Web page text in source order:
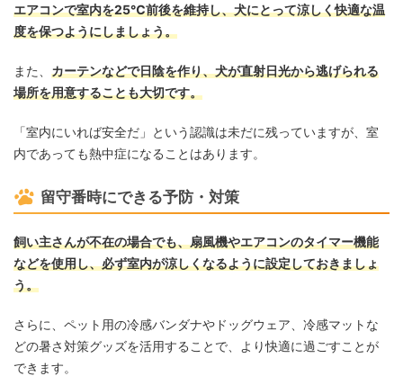
エアコンで室内を25℃前後を維持し、犬にとって涼しく快適な温
度を保つようにしましょう。
また、 カーテンなどで日陰を作り、犬が直射日光から逃げられる
場所を用意することも大切です。
「室内にいれば安全だ」という認識は未だに残っていますが、室
内であっても熱中症になることはあります。
留守番時にできる予防・対策
飼い主さんが不在の場合でも、扇風機やエアコンのタイマー機能
などを使用し、必ず室内が涼しくなるように設定しておきましょ
う。
さらに、ペット用の冷感バンダナやドッグウェア、冷感マットな
どの暑さ対策グッズを活用することで、より快適に過ごすことが
できます。